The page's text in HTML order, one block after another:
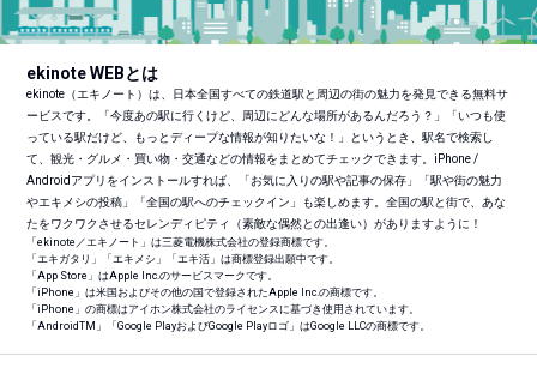
ekinote WEBとは
ekinote（エキノート）は、日本全国すべての鉄道駅と周辺の街の魅力を発見できる無料サ
ービスです。「今度あの駅に行くけど、周辺にどんな場所があるんだろう？」「いつも使
っている駅だけど、もっとディープな情報が知りたいな！」というとき、駅名で検索し
て、観光・グルメ・買い物・交通などの情報をまとめてチェックできます。iPhone /
Androidアプリをインストールすれば、「お気に入りの駅や記事の保存」「駅や街の魅力
やエキメシの投稿」「全国の駅へのチェックイン」も楽しめます。全国の駅と街で、あな
たをワクワクさせるセレンディピティ（素敵な偶然との出逢い）がありますように！
「ekinote／エキノート」は三菱電機株式会社の登録商標です。
「エキガタリ」「エキメシ」「エキ活」は商標登録出願中です。
「App Store」はApple Inc.のサービスマークです。
「iPhone」は米国およびその他の国で登録されたApple Inc.の商標です。
「iPhone」の商標はアイホン株式会社のライセンスに基づき使用されています。
「AndroidTM 」「Google PlayおよびGoogle Playロゴ」はGoogle LLCの商標です。